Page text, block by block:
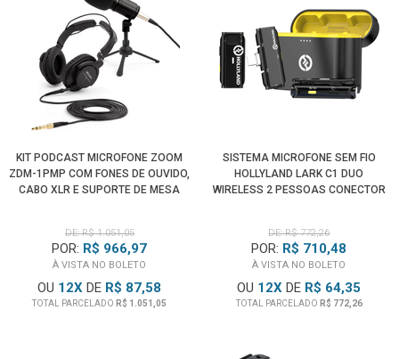
KIT PODCAST MICROFONE ZOOM
ZDM-1PMP COM FONES DE OUVIDO,
CABO XLR E SUPORTE DE MESA
DE: R$ 1.051,05
POR: R$ 966,97
À VISTA NO BOLETO
OU 12X DE R$ 87,58
TOTAL PARCELADO R$ 1.051,05
SISTEMA MICROFONE SEM FIO
HOLLYLAND LARK C1 DUO
WIRELESS 2 PESSOAS CONECTOR
DE: R$ 772,26
POR: R$ 710,48
À VISTA NO BOLETO
OU 12X DE R$ 64,35
TOTAL PARCELADO R$ 772,26